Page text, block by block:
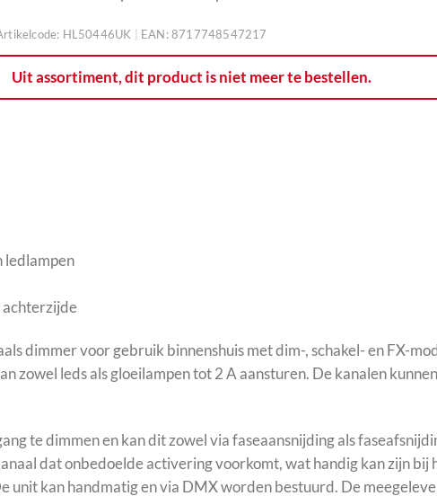
HL50446UK EAN: 8717748547217
Uit assortiment, dit product is niet meer te bestellen.
ledlampen
achterzijde
dimmer voor gebruik binnenshuis met dim-, schakel- en FX-
zowel leds als gloeilampen tot 2 A aansturen. De kanalen
te dimmen en kan dit zowel via faseaansnijding als
dat onbedoelde activering voorkomt, wat handig kan zijn bij
unit kan handmatig en via DMX worden bestuurd. De